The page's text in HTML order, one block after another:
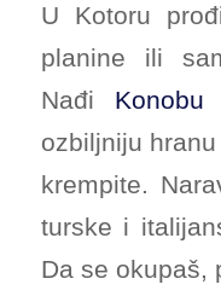
U Kotoru
planine ili
Nađi Konobu
ozbiljniju
krempite.
turske i
Da se okupaš,